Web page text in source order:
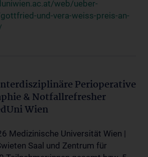
web/ueber-
und-vera-weiss-preis-an-
Perioperative
& Notfallrefresher
Wien
Medizinische Universität Wien |
Saal und Zentrum für